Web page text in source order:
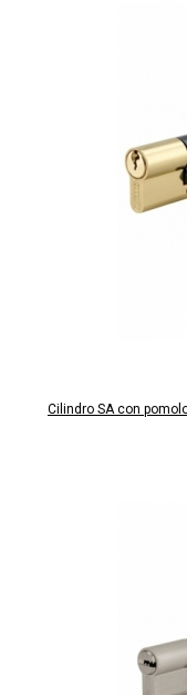
Cilindro SA con